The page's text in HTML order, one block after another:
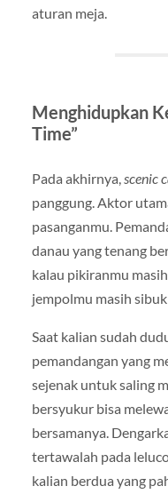
aturan meja.
Menghidupkan
Time”
Pada akhirnya,scenic
panggung. Aktor
pasanganmu.
danau yang tenang
kalau pikiranmu
jempolmu masih
Saat kalian sudah
pemandangan yang
sejenak untuk saling
bersyukur bisa
bersamanya.
tertawalah pada
kalian berdua yang